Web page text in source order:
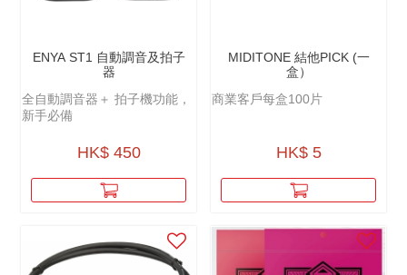
ENYA ST1 自動調音及拍子
器
全自動調音器＋ 拍子機功能，
新手必備
HK$ 450
MIDITONE 結他PICK (一
盒）
商業客戶每盒100片
HK$ 5